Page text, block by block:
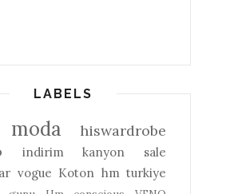
LABELS
moda
hiswardrobe
indirim kanyon
sale
vogue Koton hm turkiye